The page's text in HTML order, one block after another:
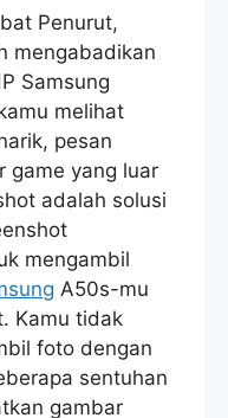
Penurut,
mengabadikan
Samsung
melihat
pesan
game yang luar
adalah solusi
mengambil
A50s-mu
Kamu tidak
foto dengan
sentuhan
gambar